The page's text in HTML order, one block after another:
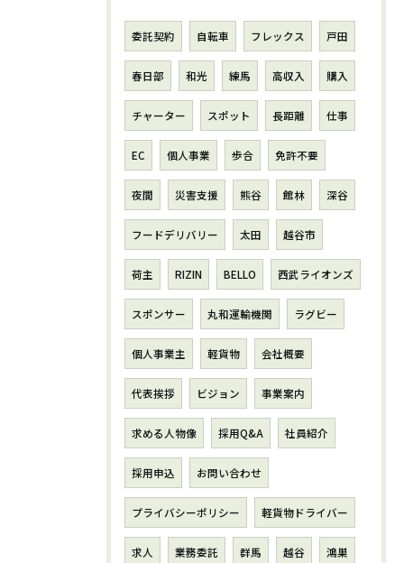
委託契約 自転車 フレックス 戸田
春日部 和光 練馬 高収入 購入
チャーター スポット 長距離 仕事
EC 個人事業 歩合 免許不要
夜間 災害支援 熊谷 館林 深谷
フードデリバリー 太田 越谷市
荷主 RIZIN BELLO 西武ライオンズ
スポンサー 丸和運輸機関 ラグビー
個人事業主 軽貨物 会社概要
代表挨拶 ビジョン 事業案内
求める人物像 採用Q&A 社員紹介
採用申込 お問い合わせ
プライバシーポリシー 軽貨物ドライバー
求人 業務委託 群馬 越谷 鴻巣